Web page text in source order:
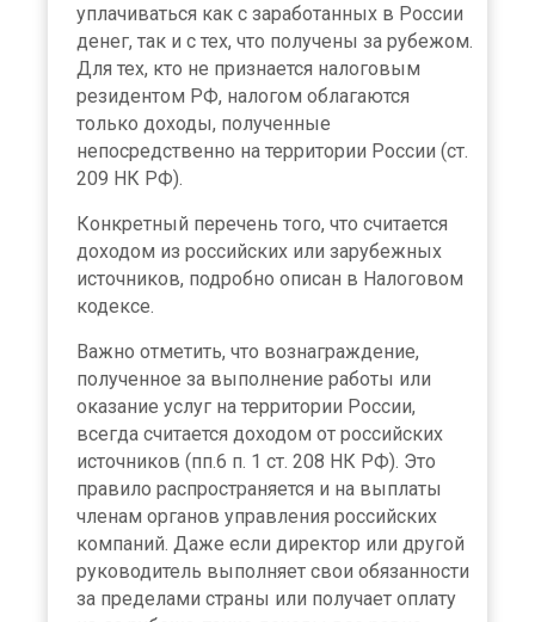
уплачиваться как с заработанных в России
денег, так и с тех, что получены за рубежом.
Для тех, кто не признается налоговым
резидентом РФ, налогом облагаются
только доходы, полученные
непосредственно на территории России (ст.
209 НК РФ).
Конкретный перечень того, что считается
доходом из российских или зарубежных
источников, подробно описан в Налоговом
кодексе.
Важно отметить, что вознаграждение,
полученное за выполнение работы или
оказание услуг на территории России,
всегда считается доходом от российских
источников (пп.6 п. 1 ст. 208 НК РФ). Это
правило распространяется и на выплаты
членам органов управления российских
компаний. Даже если директор или другой
руководитель выполняет свои обязанности
за пределами страны или получает оплату